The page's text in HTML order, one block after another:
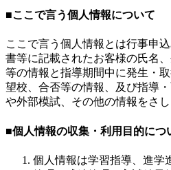
■ここで言う個人情報について
ここで言う個人情報とは行事申
書等に記載されたお客様の氏名
等の情報と指導期間中に発生・
望校、合否等の情報、及び指導
や外部模試、その他の情報をさし
■個人情報の収集・利用目的につ
個人情報は学習指導、進学